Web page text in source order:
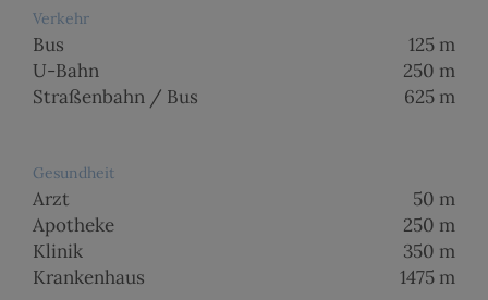
Verkehr
Bus
125 m
U-Bahn
250 m
Straßenbahn / Bus
625 m
Gesundheit
Arzt
50 m
Apotheke
250 m
Klinik
350 m
Krankenhaus
1475 m